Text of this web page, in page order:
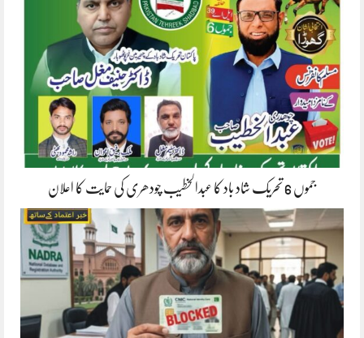
جموں 6 تحریک شاد باد کا عبدالخطیب چودھری کی حمایت کا اعلان